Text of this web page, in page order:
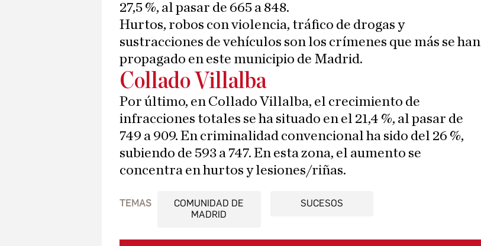
27,5 %, al pasar de 665 a 848.
Hurtos, robos con violencia, tráfico de drogas y
sustracciones de vehículos son los crímenes que más se han
propagado en este municipio de Madrid.
Collado Villalba
Por último, en Collado Villalba, el crecimiento de
infracciones totales se ha situado en el 21,4 %, al pasar de
749 a 909. En criminalidad convencional ha sido del 26 %,
subiendo de 593 a 747. En esta zona, el aumento se
concentra en hurtos y lesiones/riñas.
TEMAS
COMUNIDAD DE
MADRID
SUCESOS